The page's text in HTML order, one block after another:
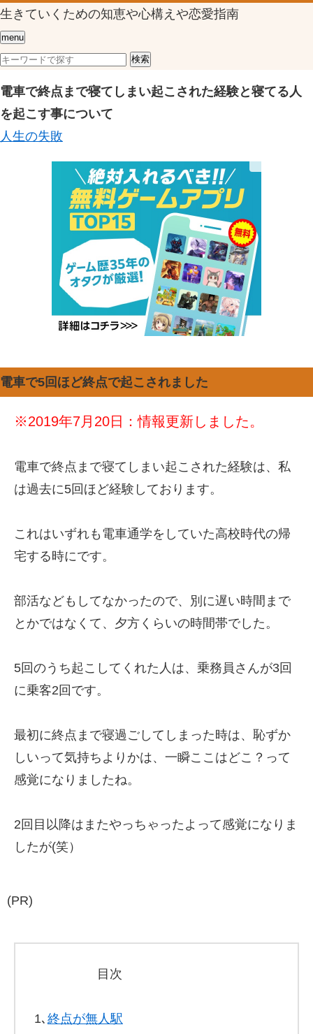
生きていくための知恵や心構えや恋愛指南
menu
電車で終点まで寝てしまい起こされた経験と寝てる人
を起こす事について
人生の失敗
電車で5回ほど終点で起こされました
※2019年7月20日：情報更新しました。
電車で終点まで寝てしまい起こされた経験は、私
は過去に5回ほど経験しております。
これはいずれも電車通学をしていた高校時代の帰
宅する時にです。
部活などもしてなかったので、別に遅い時間まで
とかではなくて、夕方くらいの時間帯でした。
5回のうち起こしてくれた人は、乗務員さんが3回
に乗客2回です。
最初に終点まで寝過ごしてしまった時は、恥ずか
しいって気持ちよりかは、一瞬ここはどこ？って
感覚になりましたね。
2回目以降はまたやっちゃったよって感覚になりま
したが(笑）
(PR)
目次
1､ 終点が無人駅